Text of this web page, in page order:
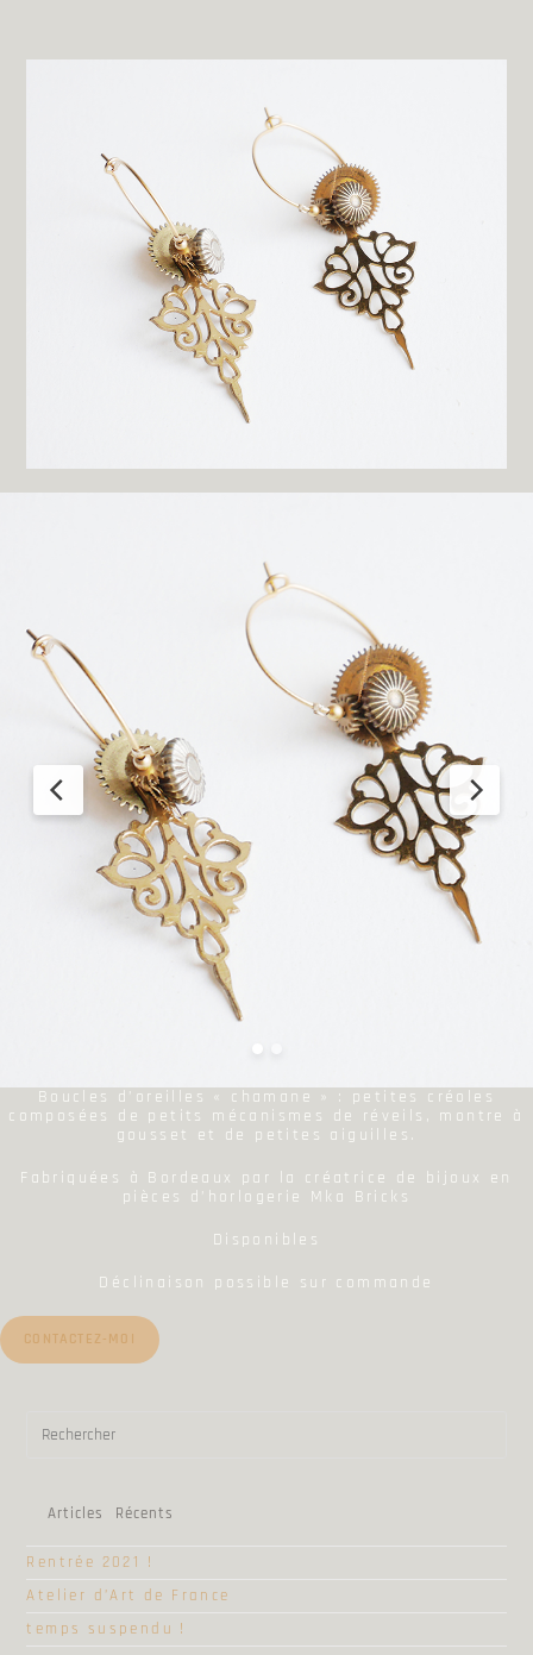
Boucles d’oreilles « chamane » : petites créoles
composées de petits mécanismes de réveils, montre à
gousset et de petites aiguilles.
Fabriquées à Bordeaux par la créatrice de bijoux en
pièces d’horlogerie Mka Bricks
Disponibles
Déclinaison possible sur commande
CONTACTEZ-MOI
Articles Récents
Rentrée 2021 !
Atelier d’Art de France
temps suspendu !